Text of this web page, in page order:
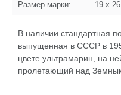
Размер марки: 19 x 26
В наличии стандартная
выпущенная в СССР в
цвете ультрамарин, на
пролетающий над